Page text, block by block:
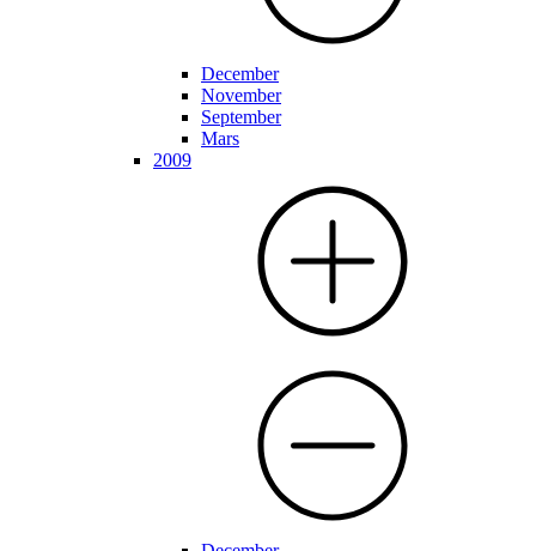
December
November
September
Mars
2009